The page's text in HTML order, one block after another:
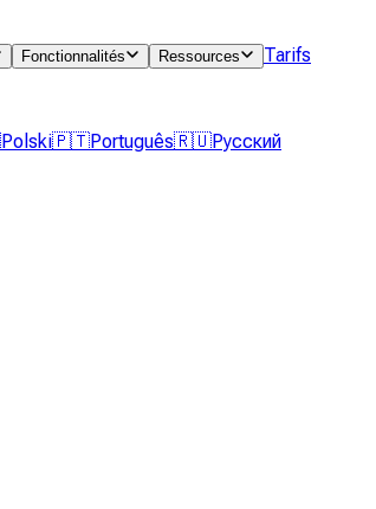
Fonctionnalités Ressources Tarifs
Polski🇵🇹Português🇷🇺Русский